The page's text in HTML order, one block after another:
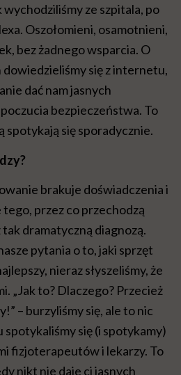
wychodziliśmy ze szpitala, po
Oszołomieni, osamotnieni,
bez żadnego wsparcia. O
się z internetu,
dać nam jasnych
bezpieczeństwa. To
spotykają się sporadycznie.
brakuje doświadczenia i
przez co przechodzą
dramatyczną diagnozą.
pytania o to, jaki sprzęt
nieraz słyszeliśmy, że
„Jak to? Dlaczego? Przecież
– burzyliśmy się, ale to nic
spotykaliśmy się (i spotykamy)
fizjoterapeutów i lekarzy. To
nikt nie daje ci jasnych